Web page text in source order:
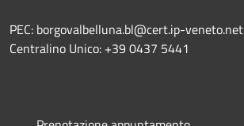
PEC: borgovalbelluna.bl@cert.ip-veneto.net
Centralino Unico: +39 0437 5441